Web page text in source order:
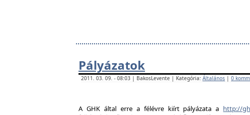
Pályázatok
2011. 03. 09. - 08:03 | BakosLevente | Kategória: Általános | 0
A GHK által erre a félévre kiírt pályázata a http://